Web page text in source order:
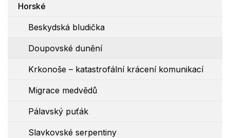
Horské
Beskydská bludička
Doupovské dunění
Krkonoše – katastrofální krácení komunikací
Migrace medvědů
Pálavský puťák
Slavkovské serpentiny